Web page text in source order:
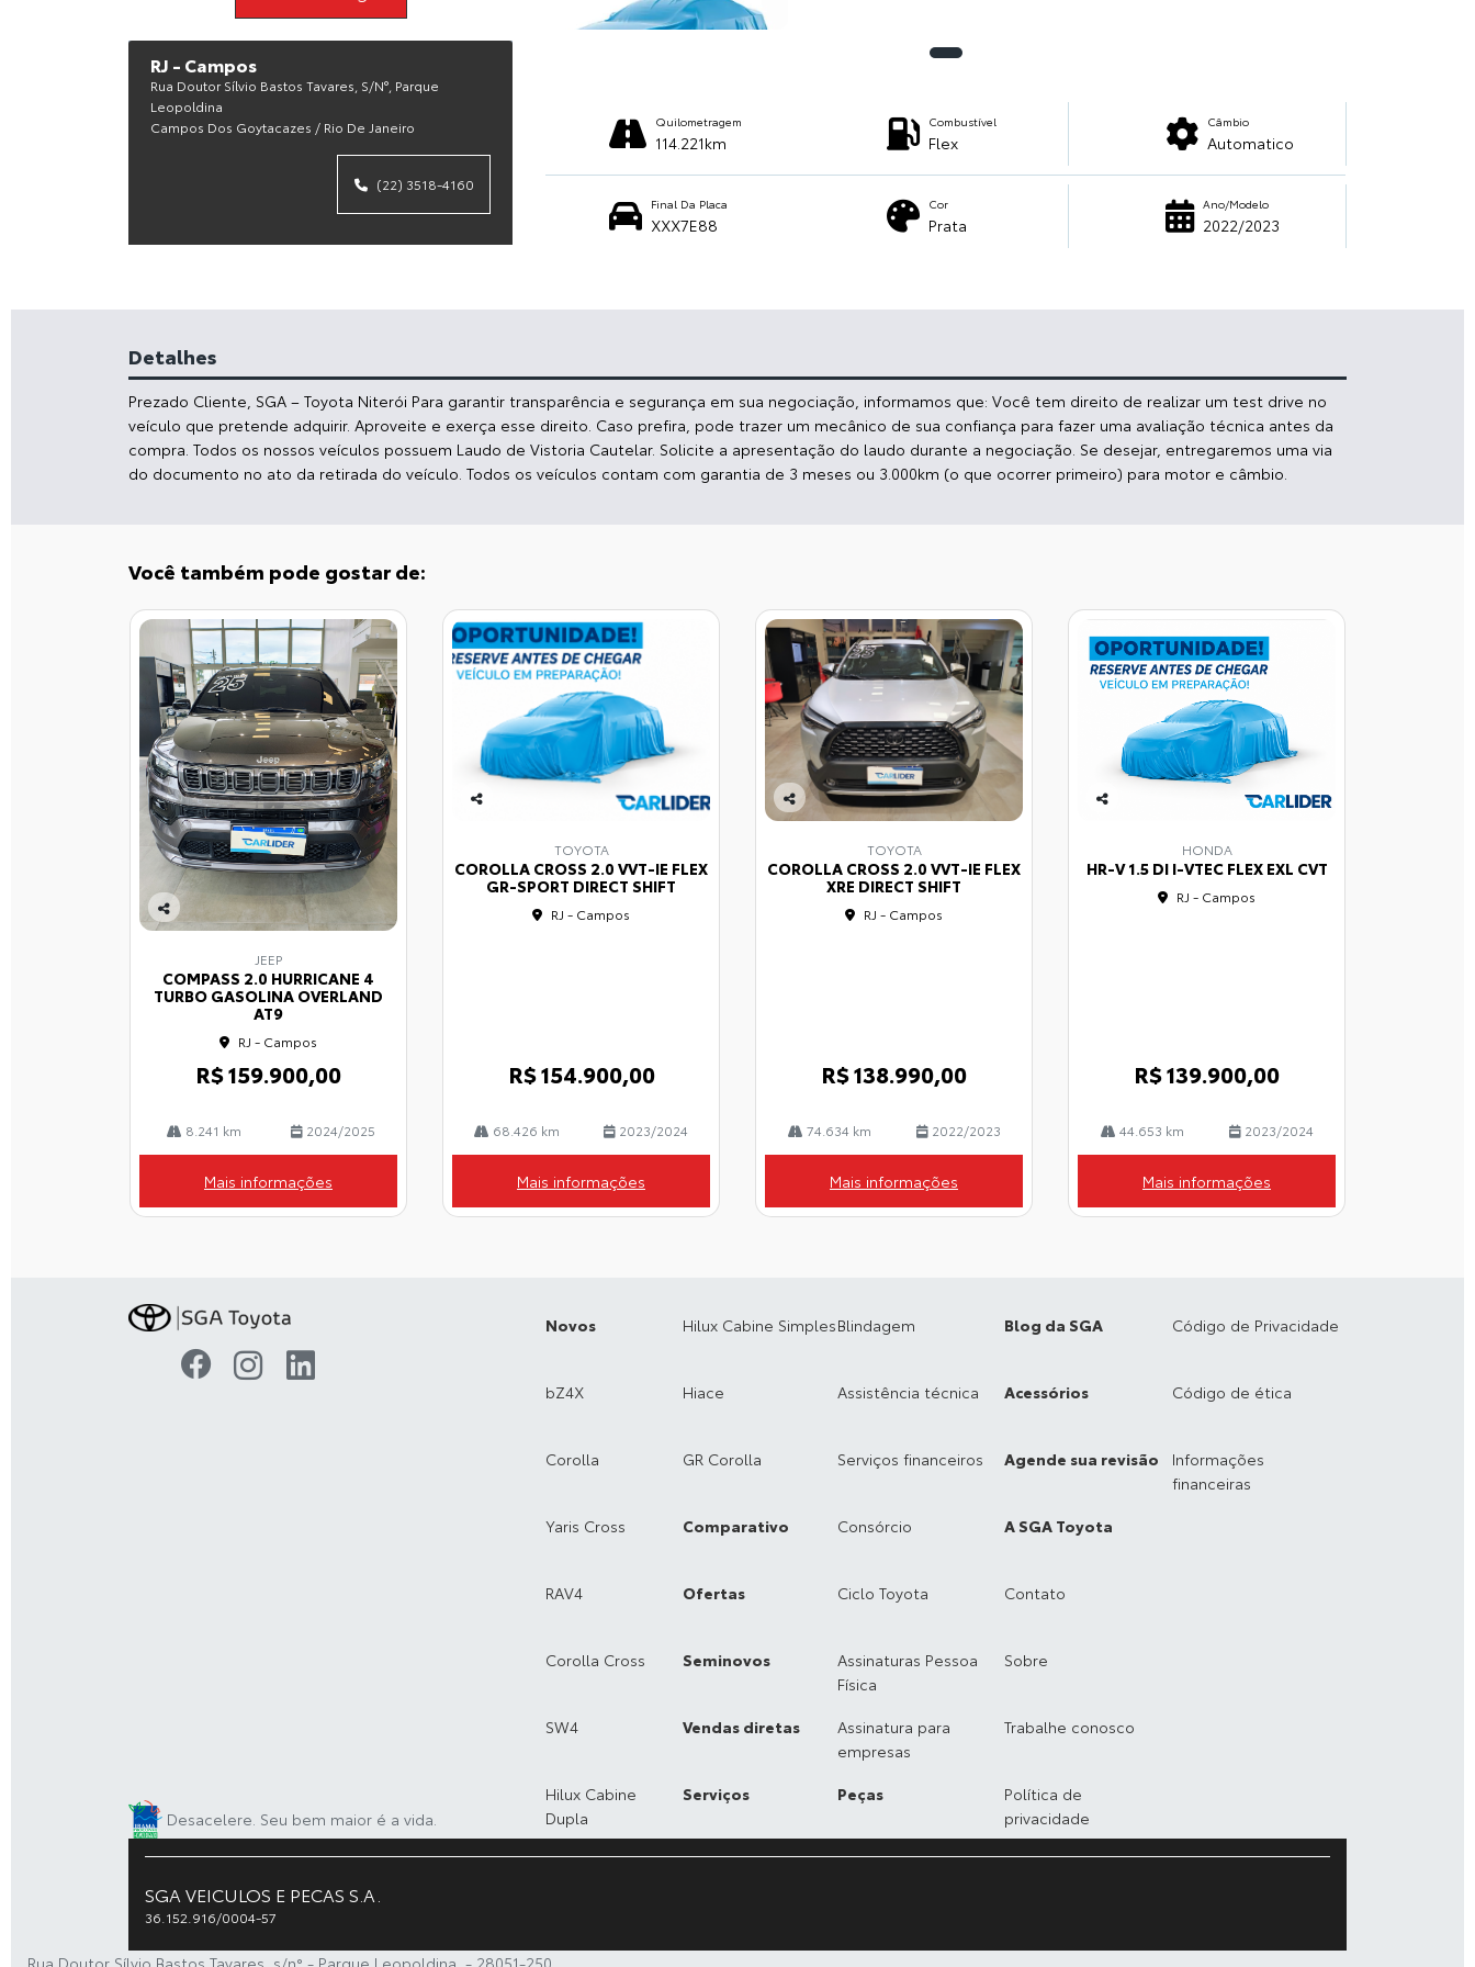
RJ - Campos
Rua Doutor Sílvio Bastos Tavares, S/n°, Parque
Leopoldina
Campos Dos Goytacazes / Rio De Janeiro
(22) 3518-4160
Câmbio
Automatico
Combustível
Flex
Quilometragem
114.221km
Ano/Modelo
2022/2023
Cor
Prata
Final Da Placa
XXX7E88
Detalhes
Prezado Cliente, SGA – Toyota Niterói Para garantir transparência e segurança em sua negociação, informamos que: Você tem direito de realizar um test drive no
veículo que pretende adquirir. Aproveite e exerça esse direito. Caso prefira, pode trazer um mecânico de sua confiança para fazer uma avaliação técnica antes da
compra. Todos os nossos veículos possuem Laudo de Vistoria Cautelar. Solicite a apresentação do laudo durante a negociação. Se desejar, entregaremos uma via
do documento no ato da retirada do veículo. Todos os veículos contam com garantia de 3 meses ou 3.000km (o que ocorrer primeiro) para motor e câmbio.
Você também pode gostar de:
Co
lhe
JEEP
COMPASS 2.0 HURRICANE 4
TURBO GASOLINA OVERLAND
AT9
RJ - Campos
R$ 159.900,00
8.241 km 2024/2025
Mais informações
lhe
TOYOTA
COROLLA CROSS 2.0 VVT-IE FLEX
GR-SPORT DIRECT SHIFT
RJ - Campos
R$ 154.900,00
68.426 km 2023/2024
Mais informações
Co
lhe
TOYOTA
COROLLA CROSS 2.0 VVT-IE FLEX
XRE DIRECT SHIFT
RJ - Campos
R$ 138.990,00
74.634 km 2022/2023
Mais informações
lhe
HONDA
HR-V 1.5 DI I-VTEC FLEX EXL CVT
RJ - Campos
R$ 139.900,00
44.653 km 2023/2024
Mais informações
Desacelere. Seu bem maior é a vida.
Novos
bZ4X
Corolla
Yaris Cross
RAV4
Corolla Cross
SW4
Hilux Cabine
Dupla
Hilux Cabine Simples
Hiace
GR Corolla
Comparativo
Ofertas
Seminovos
Vendas diretas
Serviços
Blindagem
Assistência técnica
Serviços financeiros
Consórcio
Ciclo Toyota
Assinaturas Pessoa
Física
Assinatura para
empresas
Peças
Blog da SGA
Acessórios
Agende sua revisão
A SGA Toyota
Contato
Sobre
Trabalhe conosco
Política de
privacidade
Código de Privacidade
Código de ética
Informações
financeiras
SGA VEICULOS E PECAS S.A.
36.152.916/0004-57
Rua Doutor Sílvio Bastos Tavares, s/n° - Parque Leopoldina, - 28051-250